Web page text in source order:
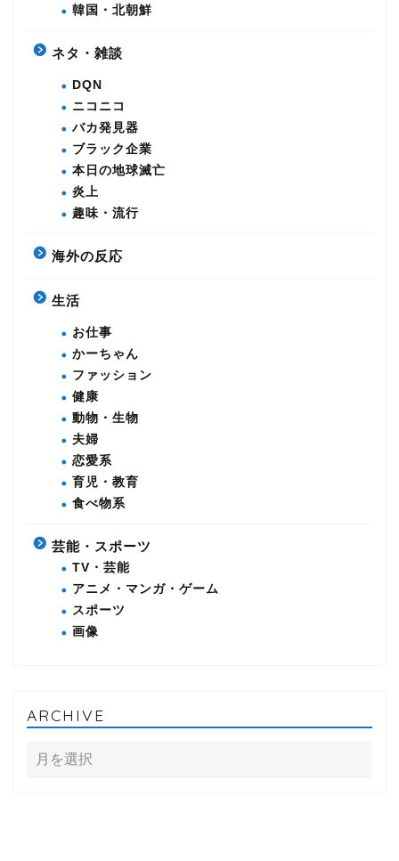
韓国・北朝鮮
ネタ・雑談
DQN
ニコニコ
バカ発見器
ブラック企業
本日の地球滅亡
炎上
趣味・流行
海外の反応
生活
お仕事
かーちゃん
ファッション
健康
動物・生物
夫婦
恋愛系
育児・教育
食べ物系
芸能・スポーツ
TV・芸能
アニメ・マンガ・ゲーム
スポーツ
画像
ARCHIVE